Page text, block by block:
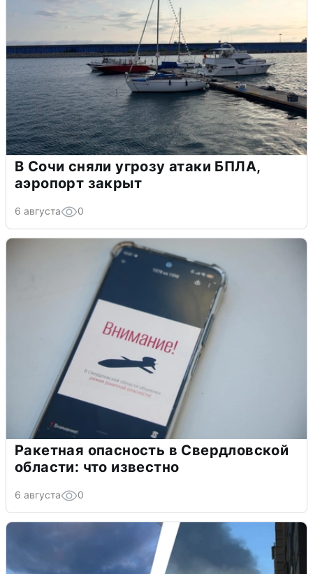
В Сочи сняли угрозу атаки БПЛА,
аэропорт закрыт
6 августа 0
Ракетная опасность в Свердловской
области: что известно
6 августа 0